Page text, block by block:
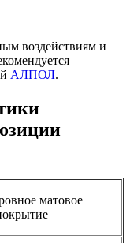
воздействиям и
АЛПОЛ.
матовое